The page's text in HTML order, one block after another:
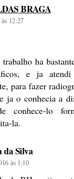
BRAGAdiz:
12:27
ha
e ja
para fazer
ja o conhecia a
conhece-lo
la.
da Silvadiz:
às 1:10